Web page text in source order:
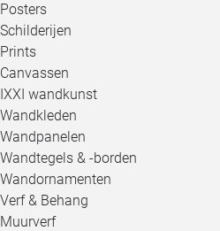
Posters
Schilderijen
Prints
Canvassen
IXXI wandkunst
Wandkleden
Wandpanelen
Wandtegels & -borden
Wandornamenten
Verf & Behang
Muurverf